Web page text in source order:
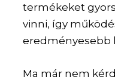
termékeket
vinni, így
eredményesebb
Ma már nem